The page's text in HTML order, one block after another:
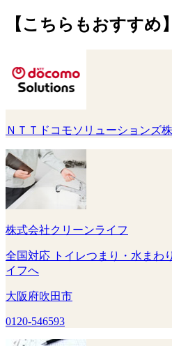
【こちらもおすすめ】
ＮＴＴドコモソリューションズ
株式会社クリーンライフ
全国対応 トイレつまり・水まわ
イフへ
大阪府吹田市
0120-546593